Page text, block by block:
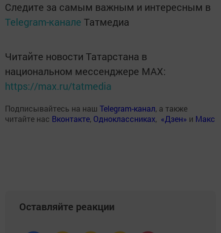
Следите за самым важным и интересным в
Telegram-канале Татмедиа
Читайте новости Татарстана в
национальном мессенджере MАХ:
https://max.ru/tatmedia
Подписывайтесь на наш Telegram-канал, а также
читайте нас Вконтакте, Одноклассниках, «Дзен» и Макс
Оставляйте реакции